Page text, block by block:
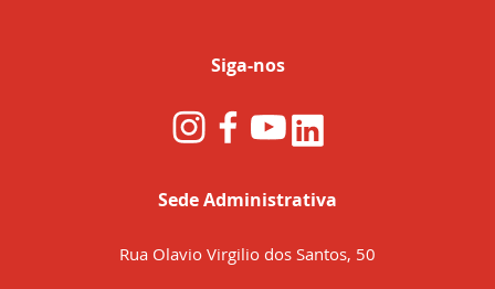
Siga-nos
Sede Administrativa
Rua Olavio Virgilio dos Santos, 50